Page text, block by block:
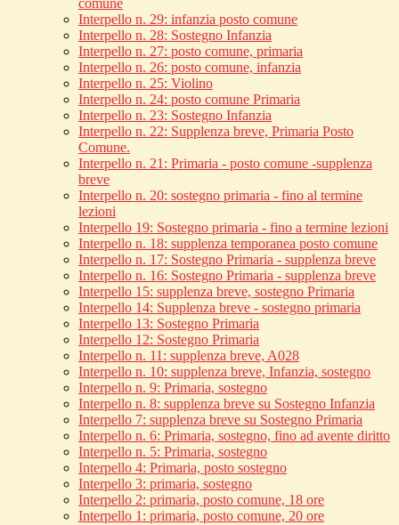
comune
Interpello n. 29: infanzia posto comune
Interpello n. 28: Sostegno Infanzia
Interpello n. 27: posto comune, primaria
Interpello n. 26: posto comune, infanzia
Interpello n. 25: Violino
Interpello n. 24: posto comune Primaria
Interpello n. 23: Sostegno Infanzia
Interpello n. 22: Supplenza breve, Primaria Posto
Comune.
Interpello n. 21: Primaria - posto comune -supplenza
breve
Interpello n. 20: sostegno primaria - fino al termine
lezioni
Interpello 19: Sostegno primaria - fino a termine lezioni
Interpello n. 18: supplenza temporanea posto comune
Interpello n. 17: Sostegno Primaria - supplenza breve
Interpello n. 16: Sostegno Primaria - supplenza breve
Interpello 15: supplenza breve, sostegno Primaria
Interpello 14: Supplenza breve - sostegno primaria
Interpello 13: Sostegno Primaria
Interpello 12: Sostegno Primaria
Interpello n. 11: supplenza breve, A028
Interpello n. 10: supplenza breve, Infanzia, sostegno
Interpello n. 9: Primaria, sostegno
Interpello n. 8: supplenza breve su Sostegno Infanzia
Interpello 7: supplenza breve su Sostegno Primaria
Interpello n. 6: Primaria, sostegno, fino ad avente diritto
Interpello n. 5: Primaria, sostegno
Interpello 4: Primaria, posto sostegno
Interpello 3: primaria, sostegno
Interpello 2: primaria, posto comune, 18 ore
Interpello 1: primaria, posto comune, 20 ore